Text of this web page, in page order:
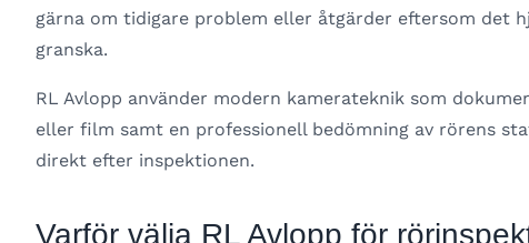
gärna om tidigare problem eller åtgärder eftersom det
granska.
RL Avlopp använder modern kamerateknik som
eller film samt en professionell bedömning av rörens
direkt efter inspektionen.
Varför välja RL Avlopp för